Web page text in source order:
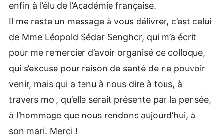
enfin à l’élu de l’Académie française.
Il me reste un message à vous délivrer, c’est celui
de Mme Léopold Sédar Senghor, qui m’a écrit
pour me remercier d’avoir organisé ce colloque,
qui s’excuse pour raison de santé de ne pouvoir
venir, mais qui a tenu à nous dire à tous, à
travers moi, qu’elle serait présente par la pensée,
à l’hommage que nous rendons aujourd’hui, à
son mari. Merci !